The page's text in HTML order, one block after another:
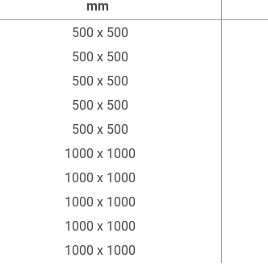
mm
Abmessung
500 x 500
500 x 500
500 x 500
500 x 500
500 x 500
1000 x 1000
1000 x 1000
1000 x 1000
1000 x 1000
1000 x 1000